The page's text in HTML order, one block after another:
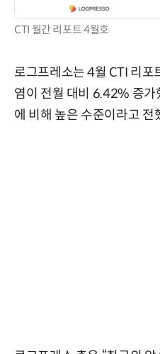
CTI 월간 리포트 4월호
로그프레소는 4월 CTI 리포
염이 전월 대비 6.42% 증가
에 비해 높은 수준이라고 전